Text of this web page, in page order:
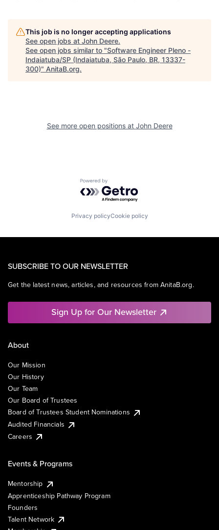
This job is no longer accepting applications
See open jobs at John Deere.
See open jobs similar to "Software Engineer Pleno -
Indaiatuba/SP (Indaiatuba, São Paulo, BR, 13337-
300)" AnitaB.org.
See more open positions at John Deere
Powered by Getro.com
Privacy policyCookie policy
SUBSCRIBE TO OUR NEWSLETTER
Get the latest news, articles, and resources from AnitaB.org.
Sign Up for Our Newsletter
About
Our Mission
Our History
Our Team
Our Board of Trustees
Board of Trustees Student Nominations
Audited Financials
Careers
Events & Programs
Mentorship
Apprenticeship Pathway Program
Founders
Talent Network